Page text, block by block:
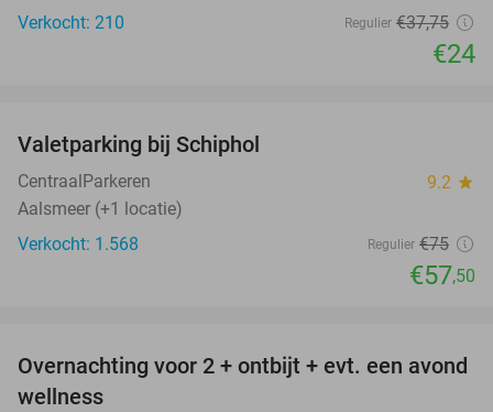
Verkocht: 210
Regulier €37,75
€24
Valetparking bij Schiphol
CentraalParkeren 9.2 star
Aalsmeer (+1 locatie)
Verkocht: 1.568
Regulier €75
€57,50
21%
Overnachting voor 2 + ontbijt + evt. een avond
wellness